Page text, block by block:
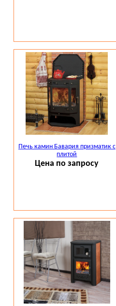
Печь камин Бавария призматик с
плитой
Цена по запросу